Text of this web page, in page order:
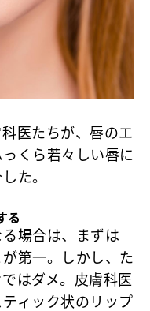
医たちが、唇のエ
くら若々しい唇に
た。
る
場合は、まずは
第一。しかし、た
はダメ。皮膚科医
ィック状のリップ